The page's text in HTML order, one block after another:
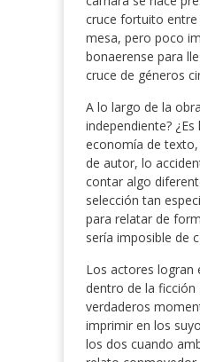
cruce fortuito entre
mesa, pero poco
bonaerense para
cruce de géneros
A lo largo de la
independiente?
economía de
de autor, lo
contar algo
selección tan
para relatar de
sería imposible de
Los actores logran
dentro de la ficción
verdaderos
imprimir en los
los dos cuando